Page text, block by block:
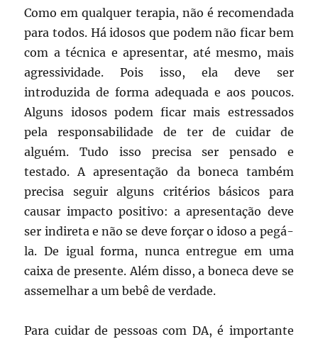
Como em qualquer terapia, não é recomendada
para todos. Há idosos que podem não ficar bem
com a técnica e apresentar, até mesmo, mais
agressividade. Pois isso, ela deve ser
introduzida de forma adequada e aos poucos.
Alguns idosos podem ficar mais estressados
pela responsabilidade de ter de cuidar de
alguém. Tudo isso precisa ser pensado e
testado. A apresentação da boneca também
precisa seguir alguns critérios básicos para
causar impacto positivo: a apresentação deve
ser indireta e não se deve forçar o idoso a pegá-
la. De igual forma, nunca entregue em uma
caixa de presente. Além disso, a boneca deve se
assemelhar a um bebê de verdade.
Para cuidar de pessoas com DA, é importante